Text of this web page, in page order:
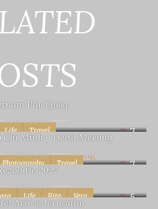
Life Travel 7
Phu Quoq
3 years ago
Photography Travel 7
Chi Minh – Delta Mekong
3 years ago
Life Rita Vera 5
2022
3 years ago
Aviv si Jerusalim